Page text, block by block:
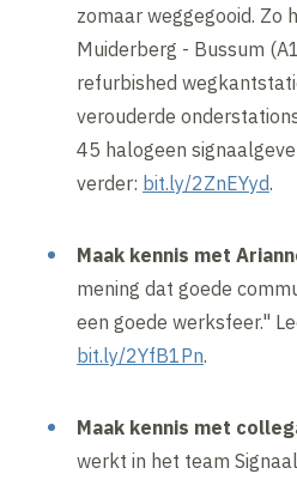
zomaar weggegooid. Zo
Muiderberg - Bussum
refurbished
verouderde
45 halogeen
verder: bit.ly/2ZnEYyd.
Maak kennis met
mening dat goede
een goede werksfeer."
bit.ly/2YfB1Pn.
Maak kennis met
werkt in het team